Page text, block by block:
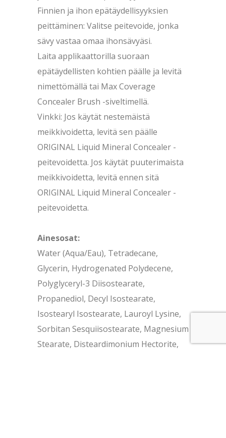
Finnien ja ihon epätäydellisyyksien
peittäminen: Valitse peitevoide, jonka
sävy vastaa omaa ihonsävyäsi.
Laita applikaattorilla suoraan
epätäydellisten kohtien päälle ja levitä
nimettömällä tai Max Coverage
Concealer Brush -siveltimellä.
Vinkki: Jos käytät nestemäistä
meikkivoidetta, levitä sen päälle
ORIGINAL Liquid Mineral Concealer -
peitevoidetta. Jos käytät puuterimaista
meikkivoidetta, levitä ennen sitä
ORIGINAL Liquid Mineral Concealer -
peitevoidetta.
Ainesosat:
Water (Aqua/Eau), Tetradecane,
Glycerin, Hydrogenated Polydecene,
Polyglyceryl-3 Diisostearate,
Propanediol, Decyl Isostearate,
Isostearyl Isostearate, Lauroyl Lysine,
Sorbitan Sesquiisostearate, Magnesium
Stearate, Disteardimonium Hectorite,